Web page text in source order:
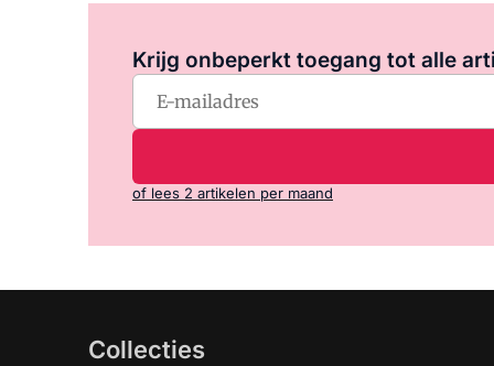
Krijg onbeperkt toegang tot alle
of lees 2 artikelen per maand
Collecties